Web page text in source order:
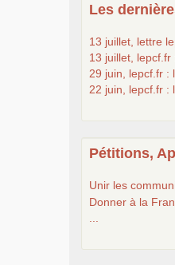
Les
13 juillet, lettre
13 juillet,
29 juin, lepcf.fr
22 juin, lepcf.fr
Pétitions,
Unir les
Donner à la